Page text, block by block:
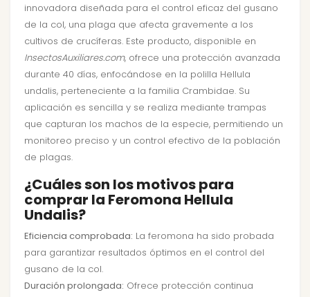
innovadora diseñada para el control eficaz del gusano
de la col, una plaga que afecta gravemente a los
cultivos de crucíferas. Este producto, disponible en
InsectosAuxiliares.com, ofrece una protección avanzada
durante 40 días, enfocándose en la polilla Hellula
undalis, perteneciente a la familia Crambidae. Su
aplicación es sencilla y se realiza mediante trampas
que capturan los machos de la especie, permitiendo un
monitoreo preciso y un control efectivo de la población
de plagas.
¿Cuáles son los motivos para
comprar la Feromona Hellula
Undalis?
Eficiencia comprobada: La feromona ha sido probada
para garantizar resultados óptimos en el control del
gusano de la col.
Duración prolongada: Ofrece protección continua